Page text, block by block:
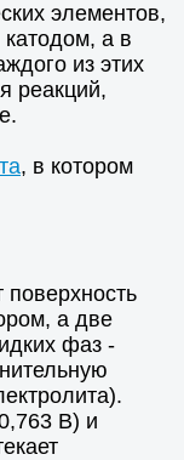
элементов,
а в
из этих
реакций,
, в котором
поверхность
а две
фаз -
В) и